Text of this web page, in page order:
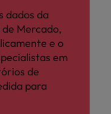
dados da
Mercado,
e o
em
de
para